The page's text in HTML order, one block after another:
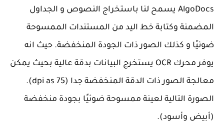
AlgoDocs يسمح لنا باستخراج النصوص و الجداول
المضمنة وكتابة خط اليد من المستندات الممسوحة
ضوئيًا و كذلك الصور ذات الجودة المنخفضة. حيث انه
يوفر محرك OCR يستخرج البيانات بدقة عالية بحيث يمكن
معالجة الصور ذات الدقة المنخفضة جدا (dpi as 75).
الصورة التالية لعينة ممسوحة ضوئيًا بجودة منخفضة
(أبيض وأسود).